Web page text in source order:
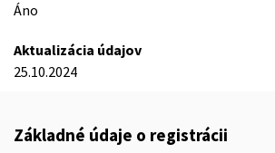
Áno
Aktualizácia údajov
25.10.2024
Základné údaje o registrácii